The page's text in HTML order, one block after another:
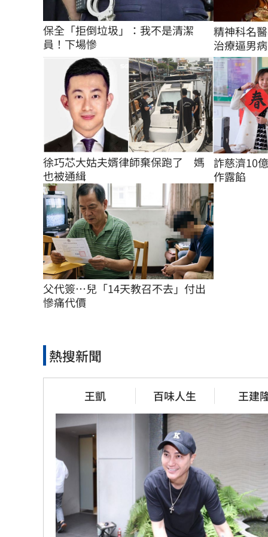
保全「拒倒垃圾」：我不是清潔
員！下場慘
精神科名
治療逼男
徐巧芯大姑夫婿律師棄保跑了　媽
也被通緝
詐慈濟10
作露餡
父代簽…兒「14天教召不去」付出
慘痛代價
熱搜新聞
王凱 百味人生 王建